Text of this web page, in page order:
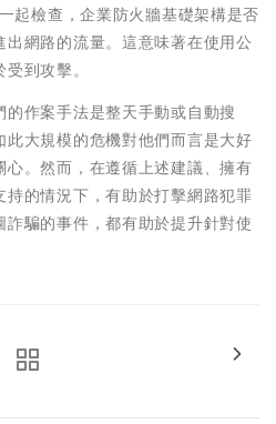
起檢查，企業防火牆基礎架構是否
網路的流量。這意味著在使用公
到攻擊。
作案手法是整天手動或自動搜
大規模的危機對他們而言是大好
。然而，在遵循上述建議、擁有
的情況下，有助於打擊網路犯罪
騙的事件，都有助於提升針對使